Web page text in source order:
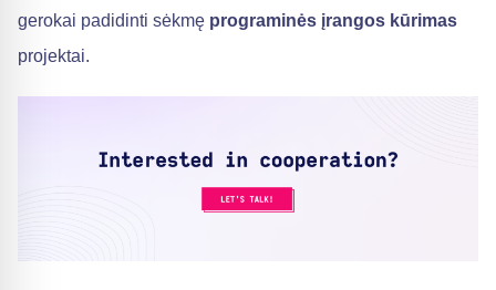
gerokai padidinti sėkmę programinės įrangos kūrimas
projektai.